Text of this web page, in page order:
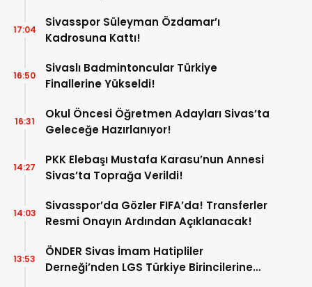
Sivasspor Süleyman Özdamar’ı
Kadrosuna Kattı!
17:04
Sivaslı Badmintoncular Türkiye
Finallerine Yükseldi!
16:50
Okul Öncesi Öğretmen Adayları Sivas’ta
Geleceğe Hazırlanıyor!
16:31
PKK Elebaşı Mustafa Karasu’nun Annesi
Sivas’ta Toprağa Verildi!
14:27
Sivasspor’da Gözler FIFA’da! Transferler
Resmi Onayın Ardından Açıklanacak!
14:03
ÖNDER Sivas İmam Hatipliler
Derneği’nden LGS Türkiye Birincilerine
13:53